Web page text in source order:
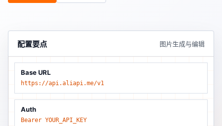
配置要点 图片生成与编辑
Base URL
https://api.aliapi.me/v1
Auth
Bearer YOUR_API_KEY